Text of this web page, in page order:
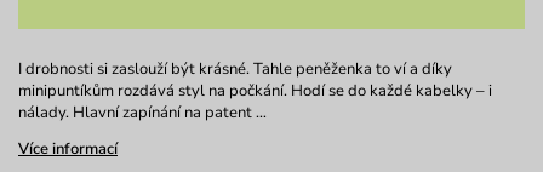
I drobnosti si zaslouží být krásné. Tahle peněženka to ví a díky
minipuntíkům rozdává styl na počkání. Hodí se do každé kabelky – i
nálady. Hlavní zapínání na patent …
Více informací